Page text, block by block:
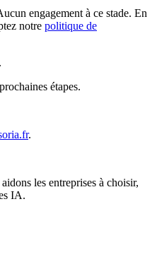
engagement à ce stade. En
notre politique de
étapes.
.
les entreprises à choisir,
IA.